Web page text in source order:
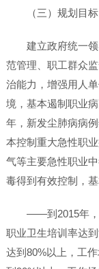
（三）规划目标
建立政府统一
范管理、职工群众
治能力，增强用人
境，基本遏制职业
年，新发尘肺病病
本控制重大急性职
气等主要急性职业
毒得到有效控制，
——到2015年，
职业卫生培训率达
达到80%以上，工